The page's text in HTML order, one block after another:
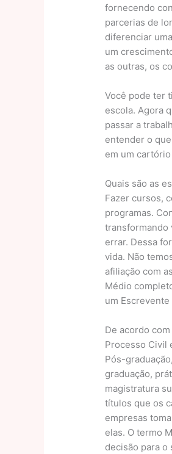
fornecendo
parcerias de
diferenciar
um
as outras, os
Você pode ter
escola. Agora
passar a
entender o
em um
Quais são as
Fazer cursos,
programas.
transformando
errar. Dessa
vida. Não
afiliação com
Médio
um
De acordo
Processo Civil
Pós-
graduação,
magistratura
títulos que os
empresas
elas. O termo
decisão para